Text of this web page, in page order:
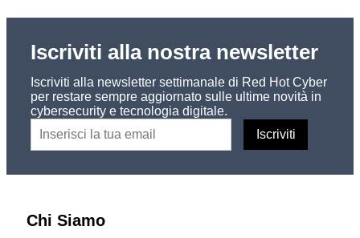
Iscriviti alla nostra newsletter
Iscriviti alla newsletter settimanale di Red Hot Cyber
per restare sempre aggiornato sulle ultime novità in
cybersecurity e tecnologia digitale.
Chi Siamo